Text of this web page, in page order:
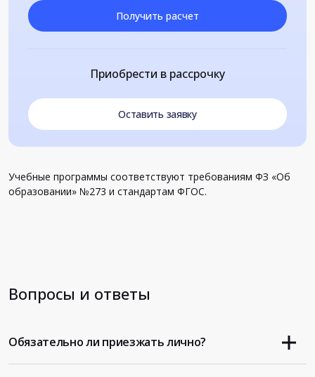
Получить расчет
Приобрести в рассрочку
Оставить заявку
Учебные программы соответствуют требованиям ФЗ «Об
образовании» №273 и стандартам ФГОС.
Вопросы и ответы
Обязательно ли приезжать лично?